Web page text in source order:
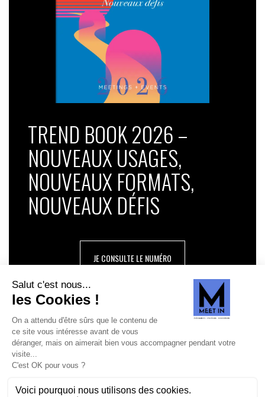
TREND BOOK 2026 –
NOUVEAUX USAGES,
NOUVEAUX FORMATS,
NOUVEAUX DÉFIS
JE CONSULTE LE NUMÉRO
SUIVEZ-NOUS